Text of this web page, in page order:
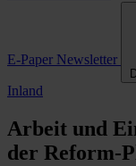
E-Paper Newsletter
Inland
Arbeit und
der Reform-